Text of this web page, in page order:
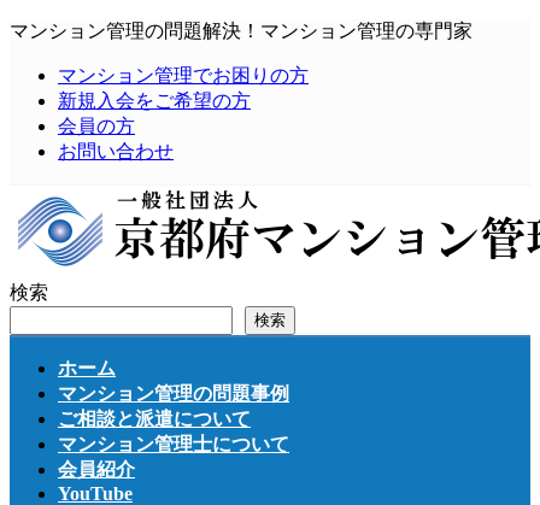
コ
ッ
プ
ナ
移
動
マンション管理の問題解決！マンション管理の専門家
マンション管理でお困りの方
新規入会をご希望の方
会員の方
お問い合わせ
検索
検索
ホーム
マンション管理の問題事例
ご相談と派遣について
マンション管理士について
会員紹介
YouTube